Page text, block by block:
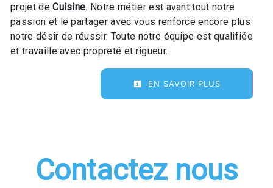
projet deCuisine. Notre métier est avant tout notre
passion et le partager avec vous renforce encore plus
notre désir de réussir. Toute notre équipe est qualifiée
et travaille avec propreté et rigueur.
EN SAVOIR PLUS
Contactez nous